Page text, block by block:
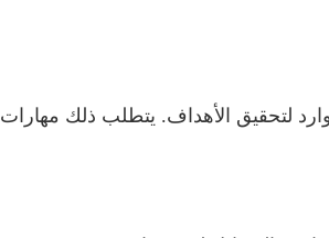
لتحقيق الأهداف. يتطلب ذلك مهارات